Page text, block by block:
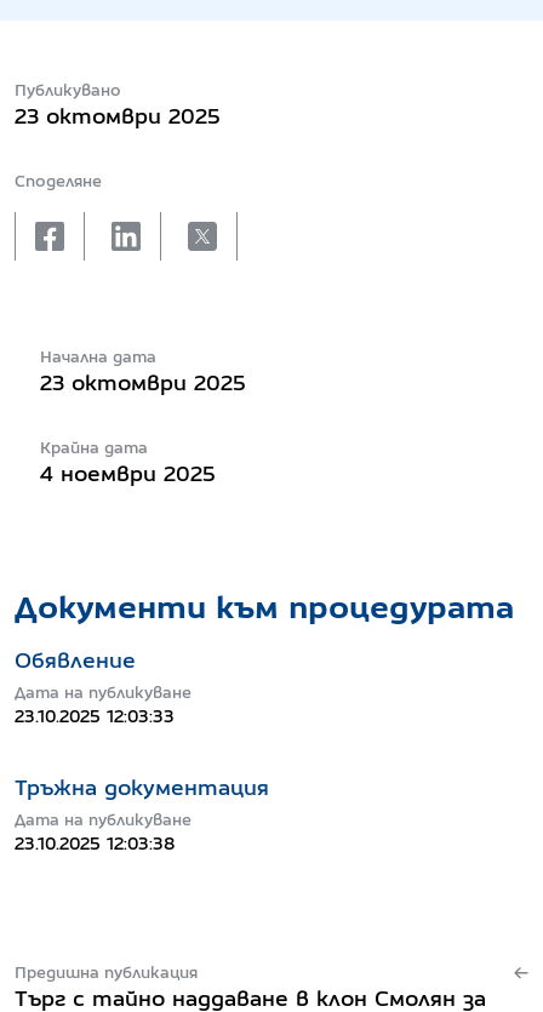
Публикувано
23 октомври 2025
Споделяне
facebooklinkedinX
Начална дата
23 октомври 2025
Крайна дата
4 ноември 2025
Предишна публикация
Търг с тайно наддаване в клон Смолян за
Документи към процедурата
Обявление
Дата на публикуване
23.10.2025 12:03:33
Тръжна документация
Дата на публикуване
23.10.2025 12:03:38